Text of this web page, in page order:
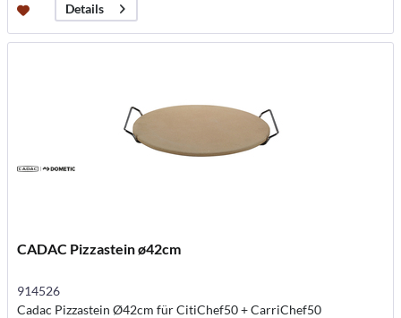
Details
CADAC Pizzastein ø42cm
914526
Cadac Pizzastein Ø42cm für CitiChef50 + CarriChef50